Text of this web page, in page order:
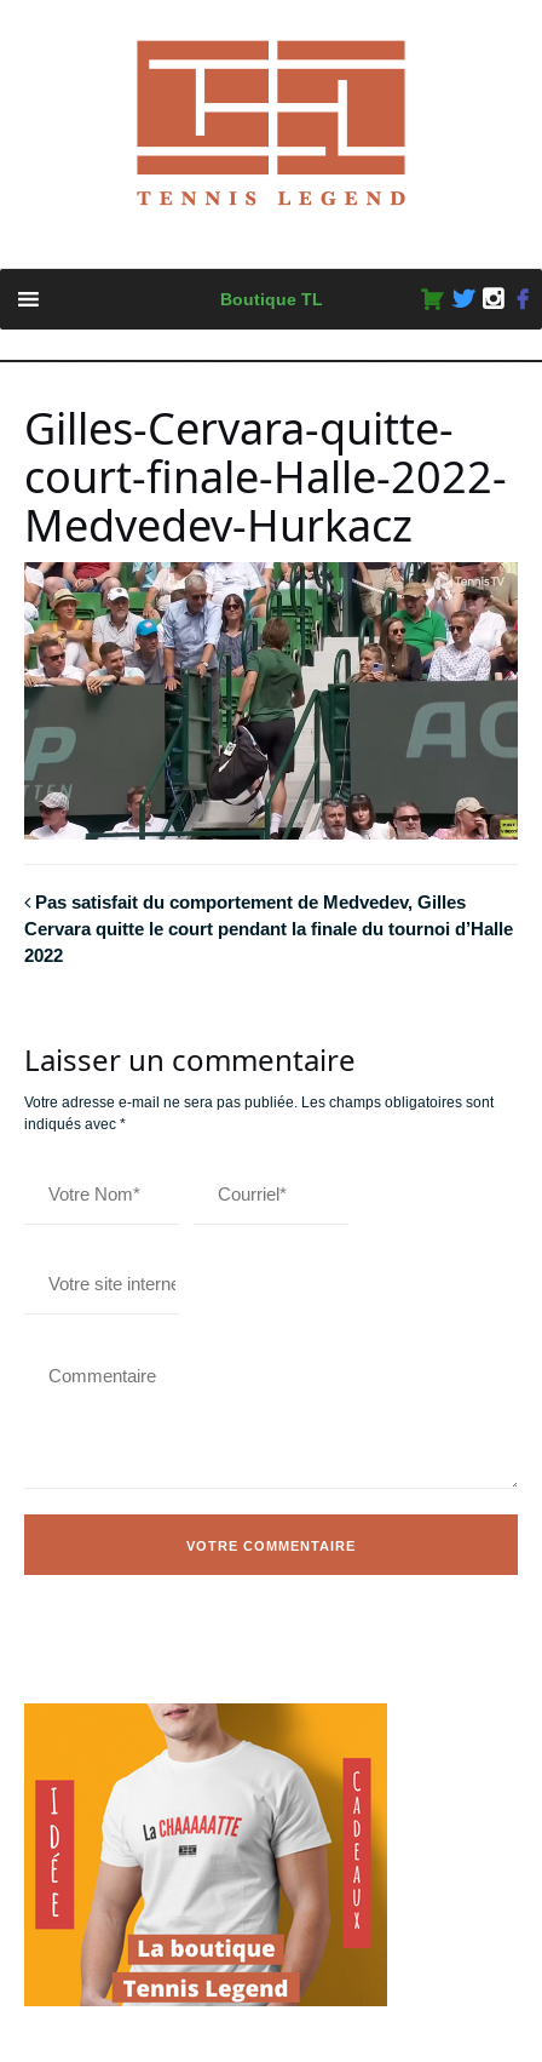
content
Boutique TL
Gilles-Cervara-quitte-
court-finale-Halle-2022-
Medvedev-Hurkacz
Pas satisfait du comportement de Medvedev, Gilles
Cervara quitte le court pendant la finale du tournoi d’Halle
2022
Laisser un commentaire
Votre adresse e-mail ne sera pas publiée. Les champs obligatoires sont
indiqués avec *